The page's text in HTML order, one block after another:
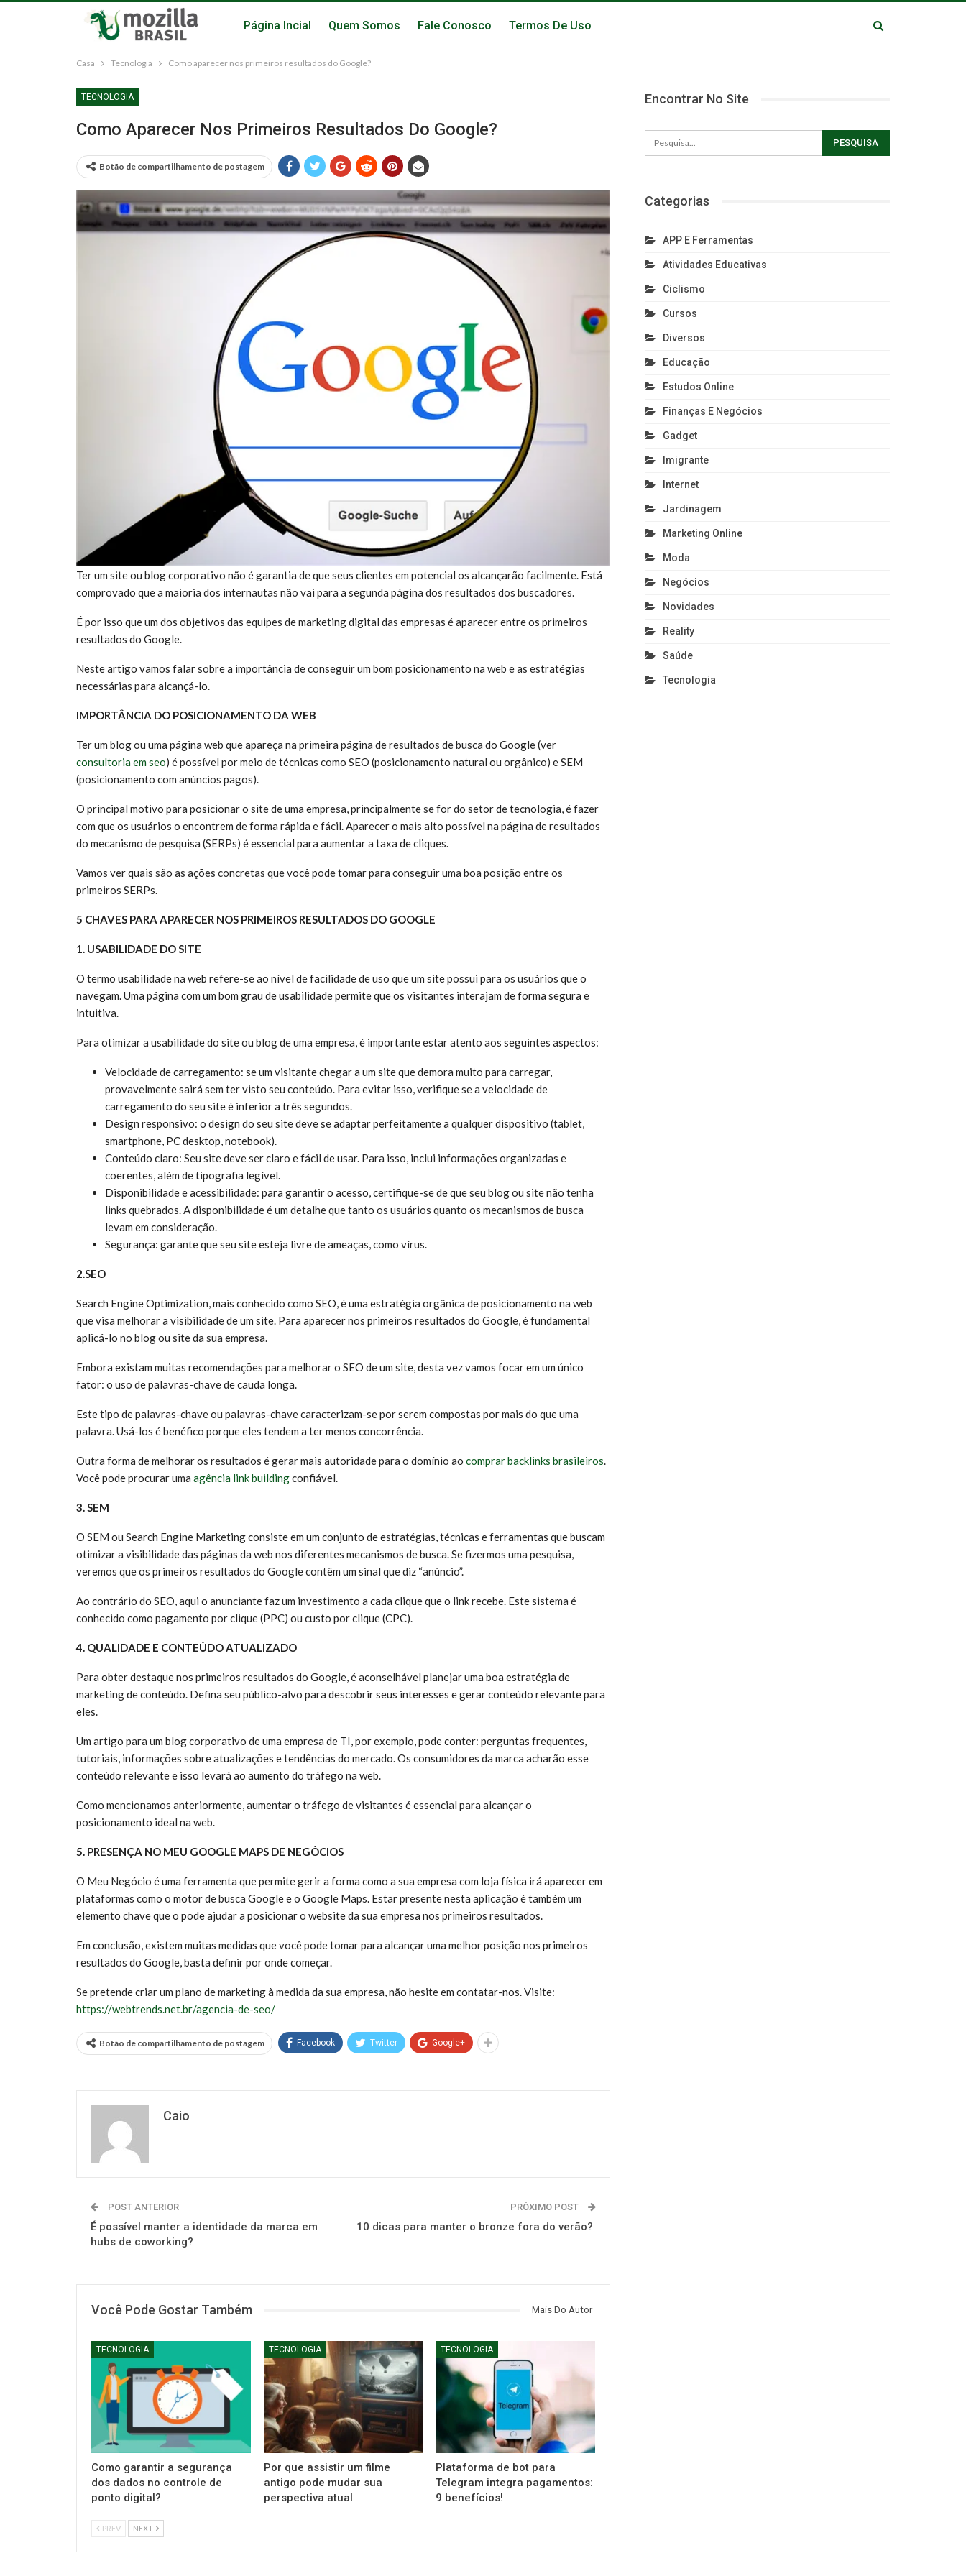
Página Incial Quem Somos Fale Conosco Termos De Uso
Casa Tecnologia Como aparecer nos primeiros resultados do Google?
TECNOLOGIA
Como Aparecer Nos Primeiros Resultados Do Google?
Botão de compartilhamento de postagem
Ter um site ou blog corporativo não é garantia de que seus clientes em potencial os alcançarão facilmente. Está
comprovado que a maioria dos internautas não vai para a segunda página dos resultados dos buscadores.
É por isso que um dos objetivos das equipes de marketing digital das empresas é aparecer entre os primeiros
resultados do Google.
Neste artigo vamos falar sobre a importância de conseguir um bom posicionamento na web e as estratégias
necessárias para alcançá-lo.
IMPORTÂNCIA DO POSICIONAMENTO DA WEB
Ter um blog ou uma página web que apareça na primeira página de resultados de busca do Google (ver
consultoria em seo) é possível por meio de técnicas como SEO (posicionamento natural ou orgânico) e SEM
(posicionamento com anúncios pagos).
O principal motivo para posicionar o site de uma empresa, principalmente se for do setor de tecnologia, é fazer
com que os usuários o encontrem de forma rápida e fácil. Aparecer o mais alto possível na página de resultados
do mecanismo de pesquisa (SERPs) é essencial para aumentar a taxa de cliques.
Vamos ver quais são as ações concretas que você pode tomar para conseguir uma boa posição entre os
primeiros SERPs.
5 CHAVES PARA APARECER NOS PRIMEIROS RESULTADOS DO GOOGLE
1. USABILIDADE DO SITE
O termo usabilidade na web refere-se ao nível de facilidade de uso que um site possui para os usuários que o
navegam. Uma página com um bom grau de usabilidade permite que os visitantes interajam de forma segura e
intuitiva.
Para otimizar a usabilidade do site ou blog de uma empresa, é importante estar atento aos seguintes aspectos:
Velocidade de carregamento: se um visitante chegar a um site que demora muito para carregar,
provavelmente sairá sem ter visto seu conteúdo. Para evitar isso, verifique se a velocidade de
carregamento do seu site é inferior a três segundos.
Design responsivo: o design do seu site deve se adaptar perfeitamente a qualquer dispositivo (tablet,
smartphone, PC desktop, notebook).
Conteúdo claro: Seu site deve ser claro e fácil de usar. Para isso, inclui informações organizadas e
coerentes, além de tipografia legível.
Disponibilidade e acessibilidade: para garantir o acesso, certifique-se de que seu blog ou site não tenha
links quebrados. A disponibilidade é um detalhe que tanto os usuários quanto os mecanismos de busca
levam em consideração.
Segurança: garante que seu site esteja livre de ameaças, como vírus.
2.SEO
Search Engine Optimization, mais conhecido como SEO, é uma estratégia orgânica de posicionamento na web
que visa melhorar a visibilidade de um site. Para aparecer nos primeiros resultados do Google, é fundamental
aplicá-lo no blog ou site da sua empresa.
Embora existam muitas recomendações para melhorar o SEO de um site, desta vez vamos focar em um único
fator: o uso de palavras-chave de cauda longa.
Este tipo de palavras-chave ou palavras-chave caracterizam-se por serem compostas por mais do que uma
palavra. Usá-los é benéfico porque eles tendem a ter menos concorrência.
Outra forma de melhorar os resultados é gerar mais autoridade para o domínio ao comprar backlinks brasileiros.
Você pode procurar uma agência link buildingconfiável.
3. SEM
O SEM ou Search Engine Marketing consiste em um conjunto de estratégias, técnicas e ferramentas que buscam
otimizar a visibilidade das páginas da web nos diferentes mecanismos de busca. Se fizermos uma pesquisa,
veremos que os primeiros resultados do Google contêm um sinal que diz “anúncio”.
Ao contrário do SEO, aqui o anunciante faz um investimento a cada clique que o link recebe. Este sistema é
conhecido como pagamento por clique (PPC) ou custo por clique (CPC).
4. QUALIDADE E CONTEÚDO ATUALIZADO
Para obter destaque nos primeiros resultados do Google, é aconselhável planejar uma boa estratégia de
marketing de conteúdo. Defina seu público-alvo para descobrir seus interesses e gerar conteúdo relevante para
eles.
Um artigo para um blog corporativo de uma empresa de TI, por exemplo, pode conter: perguntas frequentes,
tutoriais, informações sobre atualizações e tendências do mercado. Os consumidores da marca acharão esse
conteúdo relevante e isso levará ao aumento do tráfego na web.
Como mencionamos anteriormente, aumentar o tráfego de visitantes é essencial para alcançar o
posicionamento ideal na web.
5. PRESENÇA NO MEU GOOGLE MAPS DE NEGÓCIOS
O Meu Negócio é uma ferramenta que permite gerir a forma como a sua empresa com loja física irá aparecer em
plataformas como o motor de busca Google e o Google Maps. Estar presente nesta aplicação é também um
elemento chave que o pode ajudar a posicionar o website da sua empresa nos primeiros resultados.
Em conclusão, existem muitas medidas que você pode tomar para alcançar uma melhor posição nos primeiros
resultados do Google, basta definir por onde começar.
Se pretende criar um plano de marketing à medida da sua empresa, não hesite em contatar-nos. Visite:
https://webtrends.net.br/agencia-de-seo/
Botão de compartilhamento de postagem Facebook Twitter Google+
Caio
POST ANTERIOR
É possível manter a identidade da marca em
hubs de coworking?
PRÓXIMO POST
10 dicas para manter o bronze fora do verão?
Você Pode Gostar Também Mais Do Autor
TECNOLOGIA
Como garantir a segurança
dos dados no controle de
ponto digital?
TECNOLOGIA
Por que assistir um filme
antigo pode mudar sua
perspectiva atual
TECNOLOGIA
Plataforma de bot para
Telegram integra pagamentos:
9 benefícios!
PREV NEXT
Encontrar No Site
Categorias
APP E Ferramentas
Atividades Educativas
Ciclismo
Cursos
Diversos
Educação
Estudos Online
Finanças E Negócios
Gadget
Imigrante
Internet
Jardinagem
Marketing Online
Moda
Negócios
Novidades
Reality
Saúde
Tecnologia